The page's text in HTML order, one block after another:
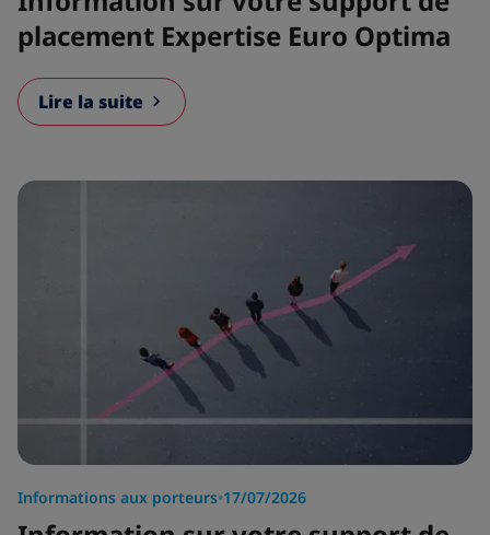
placement Expertise Euro Optima
Lire la suite
Informations aux porteurs•17/07/2026